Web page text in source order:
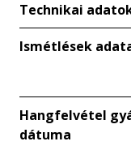
Technikai
Ismétlések
Hangfelvétel
dátuma